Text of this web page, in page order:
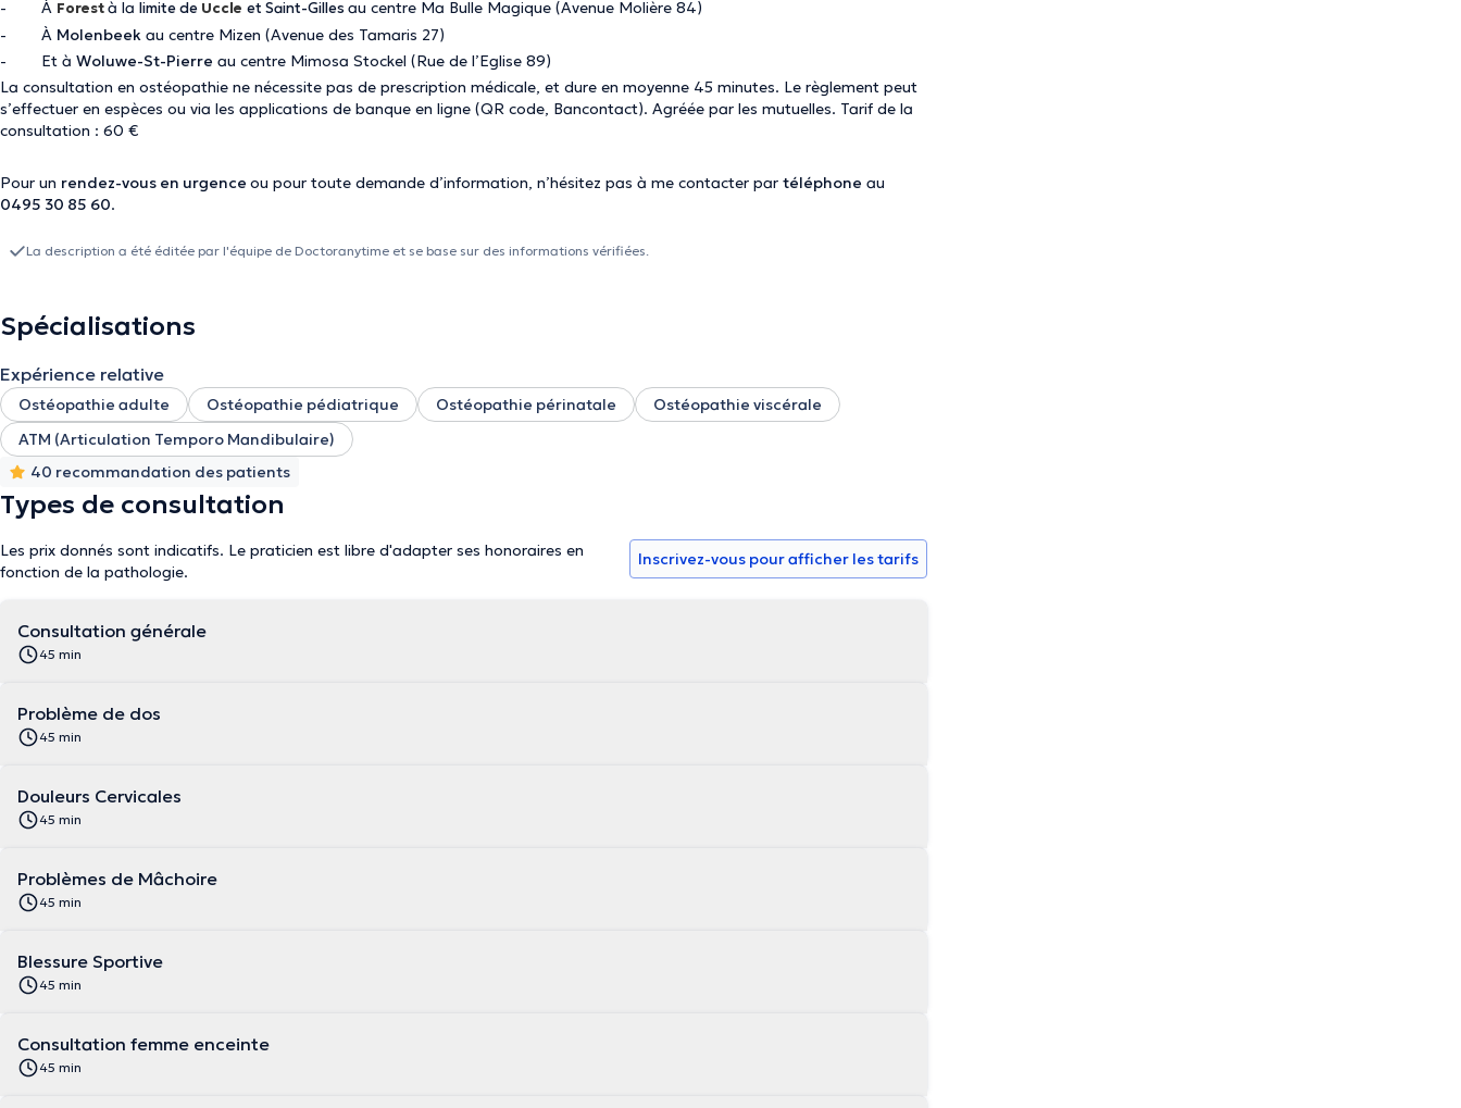
- À Forestà la limite de Uccle et Saint-Gilles au centre Ma Bulle Magique (Avenue Molière 84)
- À Molenbeek au centre Mizen (Avenue des Tamaris 27)
- Et à Woluwe-St-Pierre au centre Mimosa Stockel (Rue de l’Eglise 89)
La consultation en ostéopathie ne nécessite pas de prescription médicale, et dure en moyenne 45 minutes. Le règlement peut
s’effectuer en espèces ou via les applications de banque en ligne (QR code, Bancontact). Agréée par les mutuelles. Tarif de la
consultation : 60 €
Pour un rendez-vous en urgence ou pour toute demande d’information, n’hésitez pas à me contacter par téléphone au
0495 30 85 60.
La description a été éditée par l'équipe de Doctoranytime et se base sur des informations vérifiées.
Spécialisations
Expérience relative
Ostéopathie adulte Ostéopathie pédiatrique Ostéopathie périnatale
Ostéopathie viscérale
ATM (Articulation Temporo Mandibulaire)
40 recommandation des patients
Types de consultation
Les prix donnés sont indicatifs. Le praticien est libre d'adapter ses honoraires en
fonction de la pathologie.
Inscrivez-vous pour afficher les tarifs
Consultation générale
45 min
Problème de dos
45 min
Douleurs Cervicales
45 min
Problèmes de Mâchoire
45 min
Blessure Sportive
45 min
Consultation femme enceinte
45 min